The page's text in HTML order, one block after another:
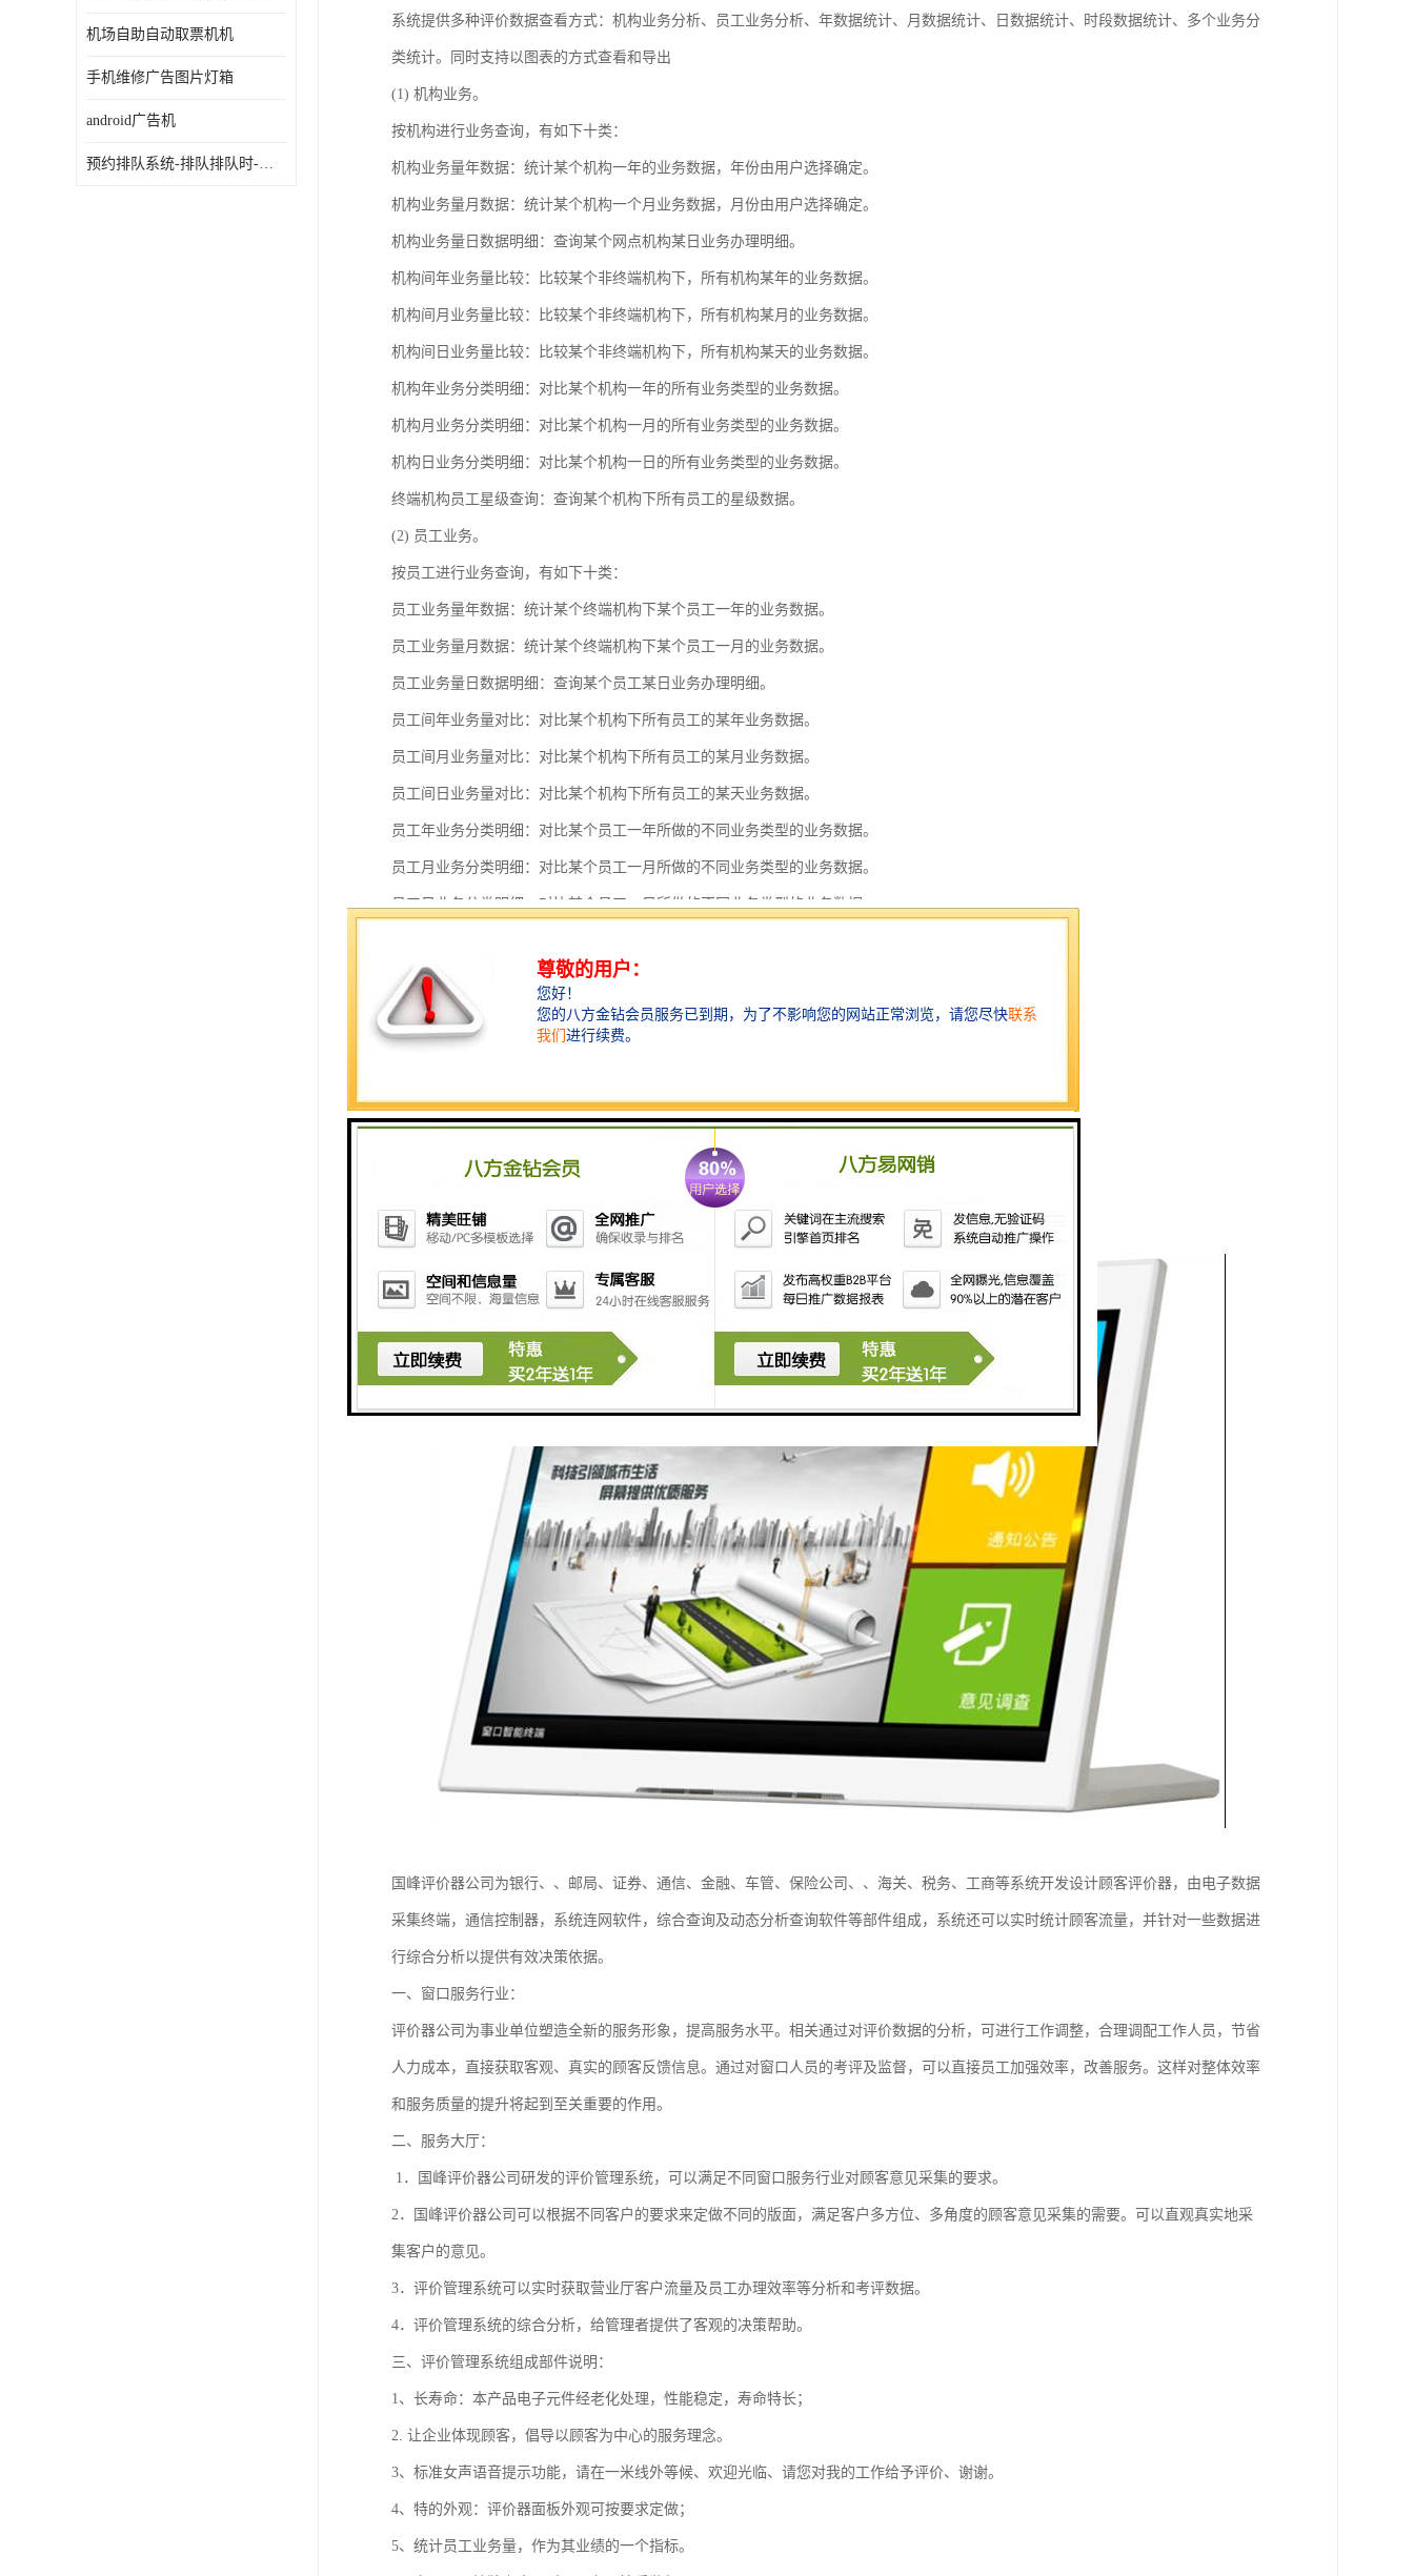
机场自助自动取票机机
手机维修广告图片灯箱
android广告机
预约排队系统-排队排队时-排动排号系统和排队的使用方法
系统提供多种评价数据查看方式：机构业务分析、员工业务分析、年数据统计、月数据统计、日数据统计、时段数据统计、多个业务分
类统计。同时支持以图表的方式查看和导出
(1) 机构业务。
按机构进行业务查询，有如下十类：
机构业务量年数据：统计某个机构一年的业务数据，年份由用户选择确定。
机构业务量月数据：统计某个机构一个月业务数据，月份由用户选择确定。
机构业务量日数据明细：查询某个网点机构某日业务办理明细。
机构间年业务量比较：比较某个非终端机构下，所有机构某年的业务数据。
机构间月业务量比较：比较某个非终端机构下，所有机构某月的业务数据。
机构间日业务量比较：比较某个非终端机构下，所有机构某天的业务数据。
机构年业务分类明细：对比某个机构一年的所有业务类型的业务数据。
机构月业务分类明细：对比某个机构一月的所有业务类型的业务数据。
机构日业务分类明细：对比某个机构一日的所有业务类型的业务数据。
终端机构员工星级查询：查询某个机构下所有员工的星级数据。
(2) 员工业务。
按员工进行业务查询，有如下十类：
员工业务量年数据：统计某个终端机构下某个员工一年的业务数据。
员工业务量月数据：统计某个终端机构下某个员工一月的业务数据。
员工业务量日数据明细：查询某个员工某日业务办理明细。
员工间年业务量对比：对比某个机构下所有员工的某年业务数据。
员工间月业务量对比：对比某个机构下所有员工的某月业务数据。
员工间日业务量对比：对比某个机构下所有员工的某天业务数据。
员工年业务分类明细：对比某个员工一年所做的不同业务类型的业务数据。
员工月业务分类明细：对比某个员工一月所做的不同业务类型的业务数据。
员工日业务分类明细：对比某个员工一日所做的不同业务类型的业务数据。
(3) 业务分类。
业务分类功能已经包含在（1）、（2）两大功能中。
(5) 月数据
月数据功能已经包含在（1）、（2）两大功能中。
日数据功能已经包含在（1）、（2）两大功能中。
国峰评价器公司为银行、、邮局、证券、通信、金融、车管、保险公司、、海关、税务、工商等系统开发设计顾客评价器，由电子数据
采集终端，通信控制器，系统连网软件，综合查询及动态分析查询软件等部件组成，系统还可以实时统计顾客流量，并针对一些数据进
行综合分析以提供有效决策依据。
一、窗口服务行业：
评价器公司为事业单位塑造全新的服务形象，提高服务水平。相关通过对评价数据的分析，可进行工作调整，合理调配工作人员，节省
人力成本，直接获取客观、真实的顾客反馈信息。通过对窗口人员的考评及监督，可以直接员工加强效率，改善服务。这样对整体效率
和服务质量的提升将起到至关重要的作用。
二、服务大厅：
1．国峰评价器公司研发的评价管理系统，可以满足不同窗口服务行业对顾客意见采集的要求。
2．国峰评价器公司可以根据不同客户的要求来定做不同的版面，满足客户多方位、多角度的顾客意见采集的需要。可以直观真实地采
集客户的意见。
3．评价管理系统可以实时获取营业厅客户流量及员工办理效率等分析和考评数据。
4．评价管理系统的综合分析，给管理者提供了客观的决策帮助。
三、评价管理系统组成部件说明：
1、长寿命：本产品电子元件经老化处理，性能稳定，寿命特长；
2. 让企业体现顾客，倡导以顾客为中心的服务理念。
3、标准女声语音提示功能，请在一米线外等候、欢迎光临、请您对我的工作给予评价、谢谢。
4、特的外观：评价器面板外观可按要求定做；
5、统计员工业务量，作为其业绩的一个指标。